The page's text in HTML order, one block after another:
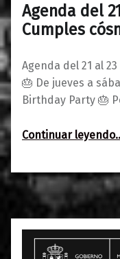
Agenda del
Cumples
Agenda del 21 al
🎂 De jueves a
Birthday Party 🎂
Continuar leyendo
19/02/2019
0
Maravillas